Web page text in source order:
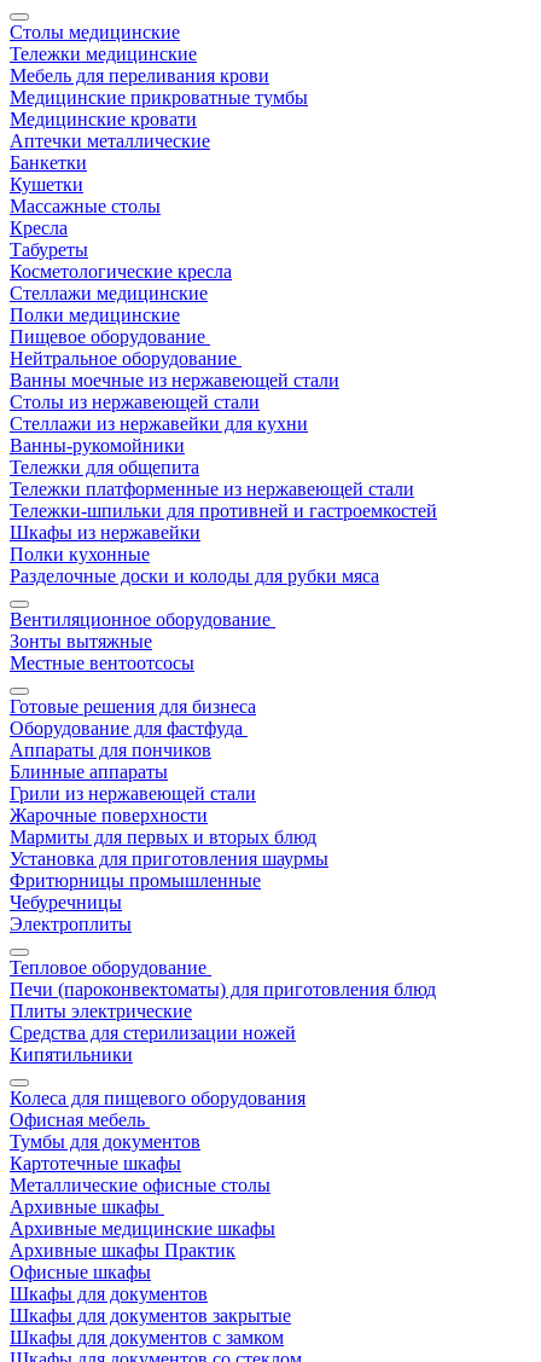
Столы медицинские
Тележки медицинские
Мебель для переливания крови
Медицинские прикроватные тумбы
Медицинские кровати
Аптечки металлические
Банкетки
Кушетки
Массажные столы
Кресла
Табуреты
Косметологические кресла
Стеллажи медицинские
Полки медицинские
Пищевое оборудование
Нейтральное оборудование
Ванны моечные из нержавеющей стали
Столы из нержавеющей стали
Стеллажи из нержавейки для кухни
Ванны-рукомойники
Тележки для общепита
Тележки платформенные из нержавеющей стали
Тележки-шпильки для противней и гастроемкостей
Шкафы из нержавейки
Полки кухонные
Разделочные доски и колоды для рубки мяса
Вентиляционное оборудование
Зонты вытяжные
Местные вентоотсосы
Готовые решения для бизнеса
Оборудование для фастфуда
Аппараты для пончиков
Блинные аппараты
Грили из нержавеющей стали
Жарочные поверхности
Мармиты для первых и вторых блюд
Установка для приготовления шаурмы
Фритюрницы промышленные
Чебуречницы
Электроплиты
Тепловое оборудование
Печи (пароконвектоматы) для приготовления блюд
Плиты электрические
Средства для стерилизации ножей
Кипятильники
Колеса для пищевого оборудования
Офисная мебель
Тумбы для документов
Картотечные шкафы
Металлические офисные столы
Архивные шкафы
Архивные медицинские шкафы
Архивные шкафы Практик
Офисные шкафы
Шкафы для документов
Шкафы для документов закрытые
Шкафы для документов с замком